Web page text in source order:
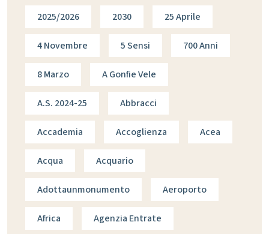
2025/2026 2030 25 Aprile
4 Novembre 5 Sensi 700 Anni
8 Marzo A Gonfie Vele
A.s. 2024-25 Abbracci
Accademia Accoglienza Acea
Acqua Acquario
Adottaunmonumento Aeroporto
Africa Agenzia Entrate